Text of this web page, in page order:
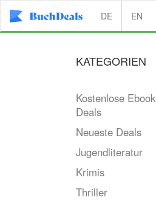
DE EN
KATEGORIEN
Kostenlose Ebook
Deals
Neueste Deals
Jugendliteratur
Krimis
Thriller